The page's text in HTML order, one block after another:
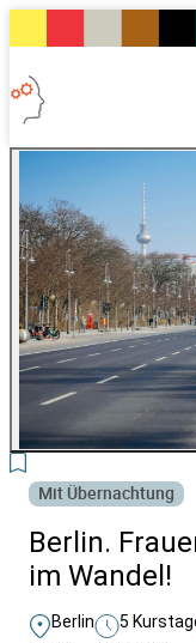
Mit Übernachtung
Berlin.
im Wandel!
Berlin 5